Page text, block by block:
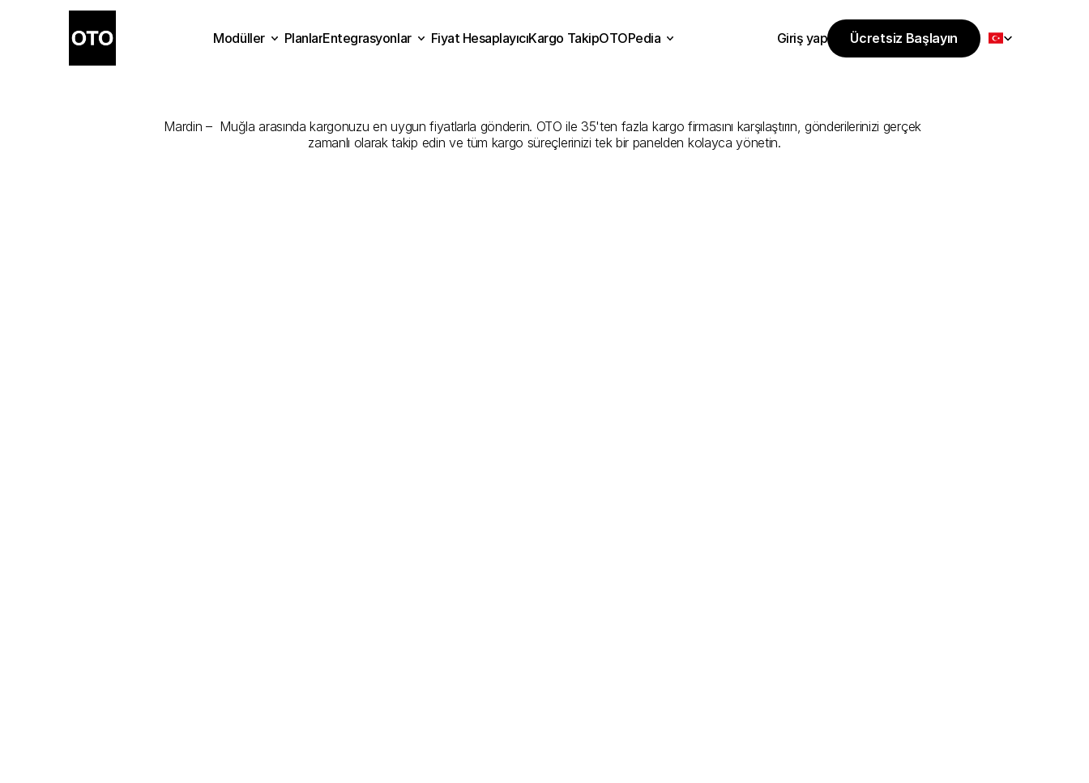
SunanEnİyi
Mardin –  Muğla arasında kargonuzu en uygun fiyatlarla gönderin. OTO ile 35'ten fazla kargo firmasını karşılaştırın, gönderilerinizi gerçek
zamanlı olarak takip edin ve tüm kargo süreçlerinizi tek bir panelden kolayca yönetin.
Modüller
PlanlarEntegrasyonlar
Fiyat HesaplayıcıKargo TakipOTOPedia
Giriş yap
Ücretsiz Başlayın
Ücretsiz Başlayın